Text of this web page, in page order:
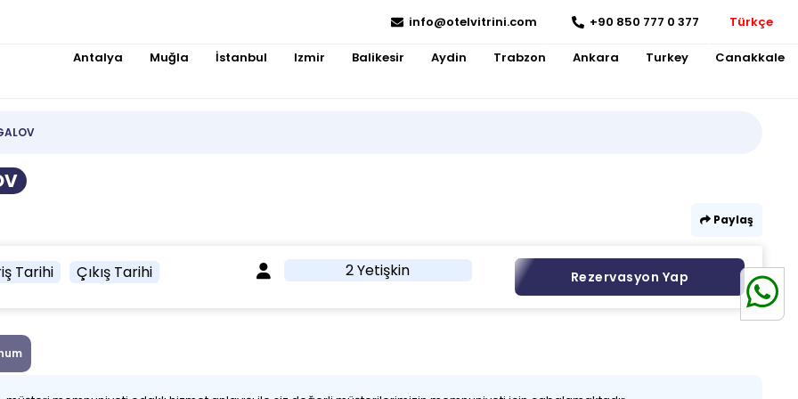
info@otelvitrini.com +90 850 777 0 377 Türkçe
Antalya Muğla İstanbul Izmir Balikesir Aydin Trabzon Ankara Turkey Canakkale
Paylaş
Tarihi Çıkış Tarihi 2 Yetişkin Rezervasyon Yap